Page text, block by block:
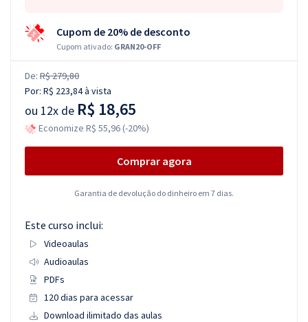
Cupom de 20% de desconto
Cupom ativado: GRAN20-OFF
De: R$ 279,80
Por: R$ 223,84à vista
ou 12x de R$ 18,65
Economize R$ 55,96 (-20%)
Comprar agora
Garantia de devolução do dinheiro em 7 dias.
Este curso inclui:
Videoaulas
Audioaulas
PDFs
120 dias para acessar
Download ilimitado das aulas